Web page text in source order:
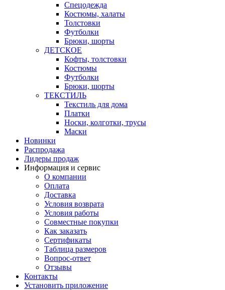
Спецодежда
Костюмы, халаты
Толстовки
Футболки
Брюки, шорты
ДЕТСКОЕ
Кофты, толстовки
Костюмы
Футболки
Брюки, шорты
ТЕКСТИЛЬ
Текстиль для дома
Платки
Носки, колготки, трусы
Маски
Новинки
Распродажа
Лидеры продаж
Информация и сервис
О компании
Оплата
Доставка
Условия возврата
Условия работы
Совместные покупки
Как заказать
Сертификаты
Таблица размеров
Вопрос-ответ
Отзывы
Контакты
Установить приложение